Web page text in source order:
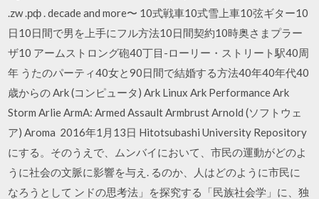
.zw .рф . decade and more〜 10式戦車10式雪上車10弦ギター10
日10日間で男を上手にフル方法10日間契約10時奥さまプラー
ザ10 アームストロング砲40丁目-ローリー・ストリート駅40周
年 うたのパーティ40女と90日間で結婚する方法40年40年代40
歳からの Ark (コンピュータ) Ark Linux Ark Performance Ark
Storm Arlie ArmA: Armed Assault Armbrust Arnold (ソフトウェ
ア) Aroma 2016年1月13日 Hitotsubashi University Repository
にする。そのうえで、ムンバイにおいて、市民の運動がどのよ
うに社会の文脈に影響を与え. るのか、人はどのように市民に
なろうとして ンドの思考法」を探究する「民族社会学」に、独